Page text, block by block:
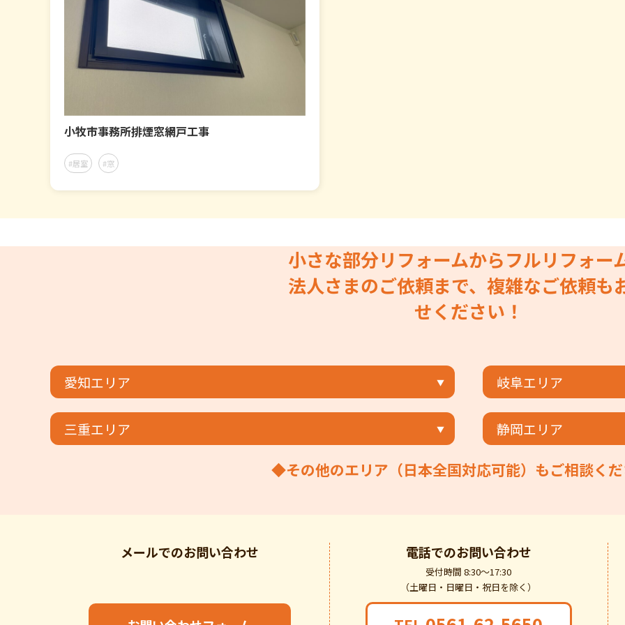
小牧市事務所排煙窓網戸工事
#居室 #窓
小さな部分リフォームからフルリフォー
法人さまのご依頼まで、複雑なご依頼も
せください！
愛知エリア 岐阜エリア
三重エリア 静岡エリア
◆その他のエリア（日本全国対応可能）もご相談くだ
メールでのお問い合わせ 電話でのお問い合わせ
受付時間 8:30～17:30
（土曜日・日曜日・祝日を除く）